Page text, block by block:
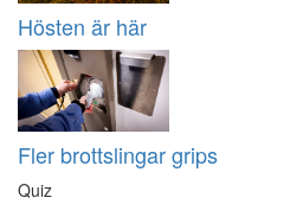
Hösten är här
Fler brottslingar grips
Quiz